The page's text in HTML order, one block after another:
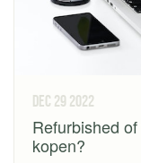
dec 29 2022
Refurbished
kopen?